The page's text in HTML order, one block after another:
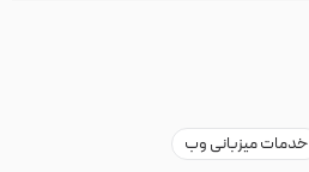
خدمات میزبانی وب